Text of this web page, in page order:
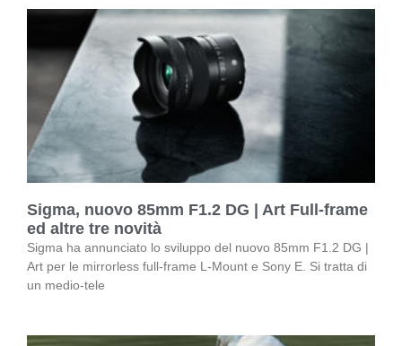
Sigma, nuovo 85mm F1.2 DG | Art Full-frame
ed altre tre novità
Sigma ha annunciato lo sviluppo del nuovo 85mm F1.2 DG |
Art per le mirrorless full-frame L-Mount e Sony E. Si tratta di
un medio-tele